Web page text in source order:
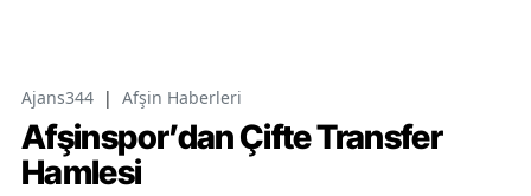
Ajans344 | Afşin Haberleri
Afşinspor’dan Çifte Transfer
Hamlesi